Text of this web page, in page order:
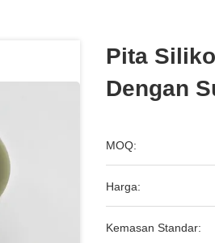
Pita
Dengan
MOQ:
Harga:
Kemasan Standar: